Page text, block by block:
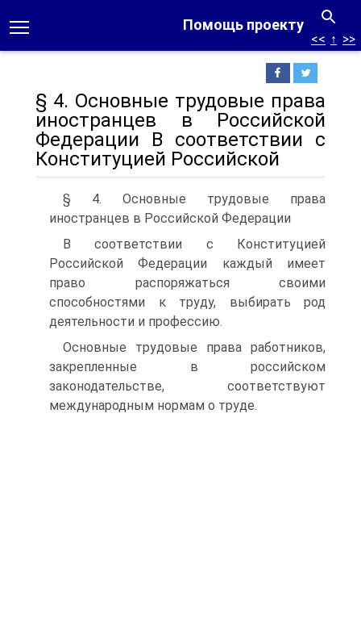
Помощь проекту
<< ↑ >>
§ 4. Основные трудовые права
иностранцев в Российской
Федерации В соответствии с
Конституцией Российской
§ 4. Основные трудовые права
иностранцев в Российской Федерации
В соответствии с Конституцией
Российской Федерации каждый имеет
право распоряжаться своими
способностями к труду, выбирать род
деятельности и профессию.
Основные трудовые права работников,
закрепленные в российском
законодательстве, соответствуют
международным нормам о труде.